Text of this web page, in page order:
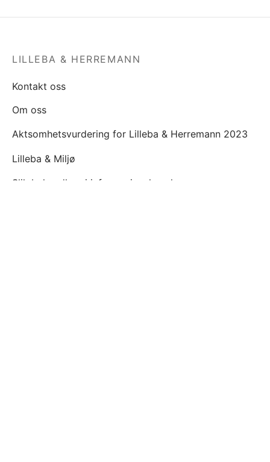
LILLEBA & HERREMANN
Kontakt oss
Om oss
Aktsomhetsvurdering for Lilleba & Herremann 2023
Lilleba & Miljø
Slik behandler vi informasjonskapsler